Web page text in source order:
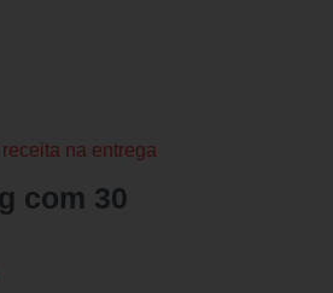
na entrega
com 30